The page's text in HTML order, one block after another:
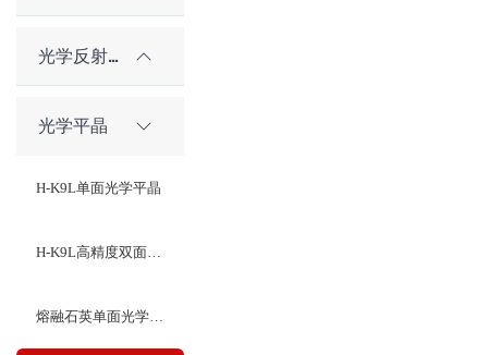
光学反射镜
光学平晶
H-K9L单面光学平晶